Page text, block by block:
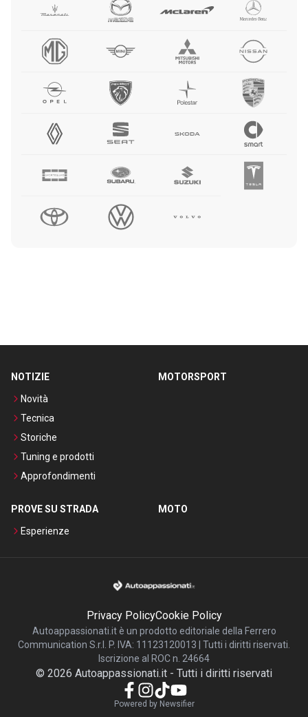
NOTIZIE
Novità
Tecnica
Storiche
Tuning e prodotti
Approfondimenti
MOTORSPORT
PROVE SU STRADA
Esperienze
MOTO
Privacy PolicyCookie Policy
Autoappassionati.it è un prodotto editoriale della Ferrero
Communication S.r.l. P. IVA: 11123120013 | Tutti i diritti riservati.
Iscrizione al ROC n. 24664
© 2026 Autoappassionati.it - Tutti i diritti riservati
Powered by Newsifier